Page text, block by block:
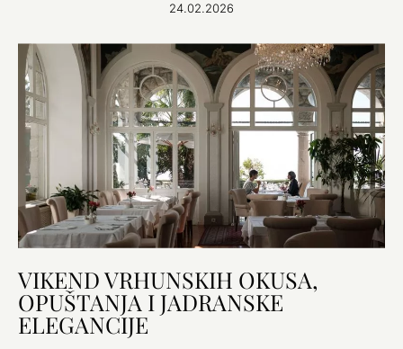
24.02.2026
VIKEND VRHUNSKIH OKUSA,
OPUŠTANJA I JADRANSKE
ELEGANCIJE